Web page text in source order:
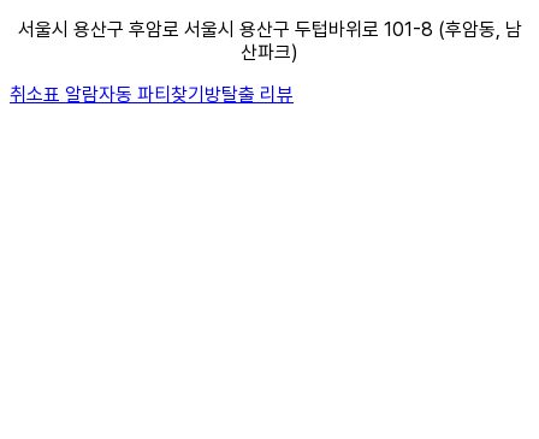
서울시 용산구 후암로 서울시 용산구 두텁바위로 101-8 (후암동, 남
산파크)
취소표 알람자동 파티찾기방탈출 리뷰